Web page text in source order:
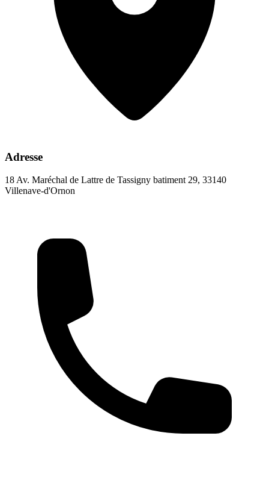
Adresse
18 Av. Maréchal de Lattre de Tassigny batiment 29, 33140
Villenave-d'Ornon